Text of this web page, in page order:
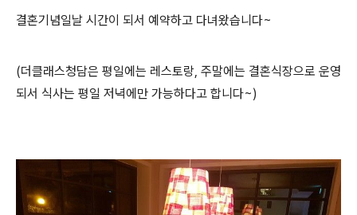
결혼기념일날 시간이 되서 예약하고 다녀왔습니다~
(더클래스청담은 평일에는 레스토랑, 주말에는 결혼식장으로 운영
되서 식사는 평일 저녁에만 가능하다고 합니다~)